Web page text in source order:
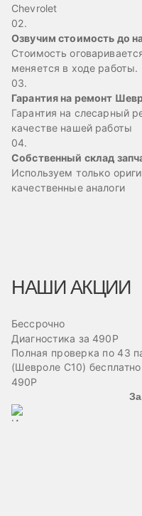
Chevrolet
02.
Озвучим стоимость до
Стоимость
меняется в ходе работы.
03.
Гарантия на ремонт
Гарантия на слесарный
качестве нашей работы
04.
Собственный склад
Используем только
качественные аналоги
НАШИ АКЦИИ
Бессрочно
Диагностика за 490Р
Полная проверка по 43
(Шевроле С10) бесплатно
490Р